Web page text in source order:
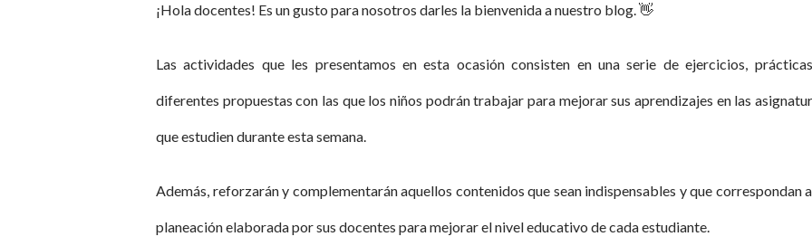
¡Hola docentes! Es un gusto para nosotros darles la bienvenida a nuestro blog.👋
Las actividades que les presentamos en esta ocasión consisten en una serie de ejercicios,
diferentes propuestas con las que los niños podrán trabajar para mejorar sus aprendizajes en las
que estudien durante esta semana.
Además, reforzarán y complementarán aquellos contenidos que sean indispensables y que correspondan
planeación elaborada por sus docentes para mejorar el nivel educativo de cada estudiante.